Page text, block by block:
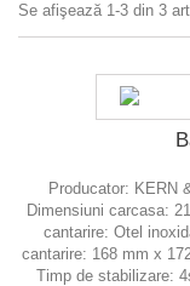
Se afişează 1-3 din 3
Producator: KERN
Dimensiuni carcasa:
cantarire: Otel
cantarire: 168 mm x
Timp de stabilizare: